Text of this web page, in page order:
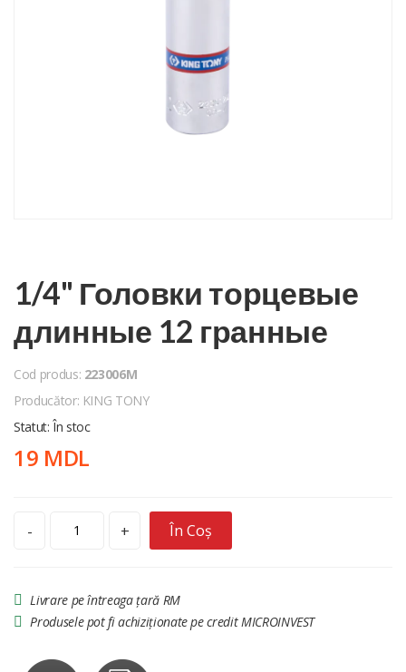
1/4" Головки торцевые
длинные 12 гранные
Cod produs: 223006M
Producător: KING TONY
Statut: În stoc
19 MDL
- + În Coș
Livrare pe întreaga țară RM
Produsele pot fi achiziționate pe credit MICROINVEST